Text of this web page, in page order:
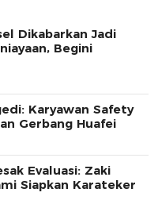
Dikabarkan Jadi
Begini
Karyawan Safety
Gerbang Huafei
Evaluasi: Zaki
Siapkan Karateker